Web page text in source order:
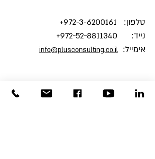
טלפון: 972-3-6200161+
נייד: 972-52-8811340
+
אימייל: info@plusconsulting.co.il
צרו אתנו קשר והצטרפו
למהפכת האושר הארגוני